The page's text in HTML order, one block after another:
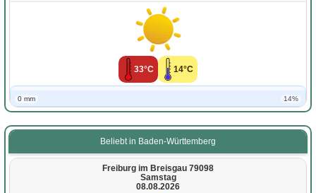
33°C 14°C
0 mm 14%
Beliebt in Baden-Württemberg
Freiburg im Breisgau 79098
Samstag
08.08.2026